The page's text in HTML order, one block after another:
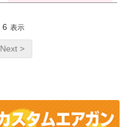
6 表示
Next >